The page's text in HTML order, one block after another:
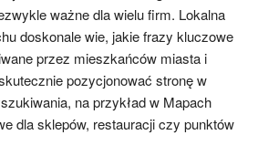
ważne dla wielu firm. Lokalna
doskonale wie, jakie frazy kluczowe
przez mieszkańców miasta i
pozycjonować stronę w
na przykład w Mapach
dla sklepów, restauracji czy punktów